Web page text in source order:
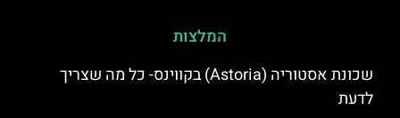
המלצות
שכונת אסטוריה (Astoria) בקווינס- כל מה שצריך
לדעת